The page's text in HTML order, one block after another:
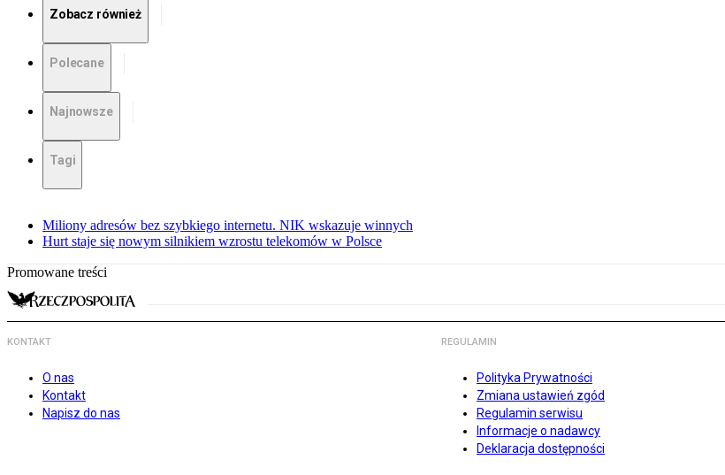
Zobacz również
Polecane
Najnowsze
Tagi
Miliony adresów bez szybkiego internetu. NIK wskazuje winnych
Hurt staje się nowym silnikiem wzrostu telekomów w Polsce
Promowane treści
KONTAKT
O nas
Kontakt
Napisz do nas
REGULAMIN
Polityka Prywatności
Zmiana ustawień zgód
Regulamin serwisu
Informacje o nadawcy
Deklaracja dostępności